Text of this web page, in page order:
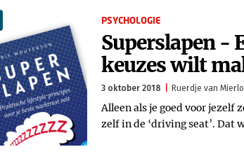
PSYCHOLOGIE
Superslapen -
keuzes wilt
3 oktober 2018 Ruerdje van Mierlo
Alleen als je goed voor jezelf
zelf in de ‘driving seat’. Dat